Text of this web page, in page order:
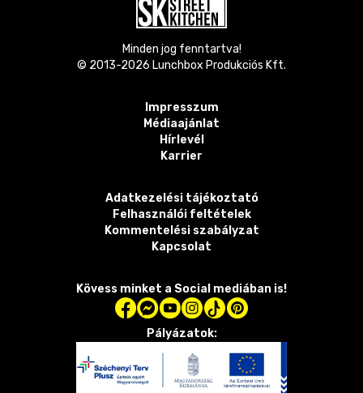
Minden jog fenntartva!
© 2013-2026 Lunchbox Produkciós Kft.
Impresszum
Médiaajánlat
Hírlevél
Karrier
Adatkezelési tájékoztató
Felhasználói feltételek
Kommentelési szabályzat
Kapcsolat
Kövess minket a Social mediában is!
Pályázatok: